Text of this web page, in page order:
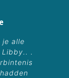
je alle
Libby.. .